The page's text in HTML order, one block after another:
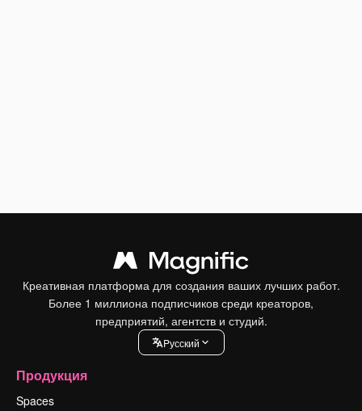
Креативная платформа для создания ваших лучших работ.
Более 1 миллиона подписчиков среди креаторов,
предприятий, агентств и студий.
Pусский
Продукция
Spaces